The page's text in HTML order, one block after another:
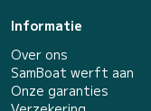
Informatie
Over ons
SamBoat werft aan
Onze garanties